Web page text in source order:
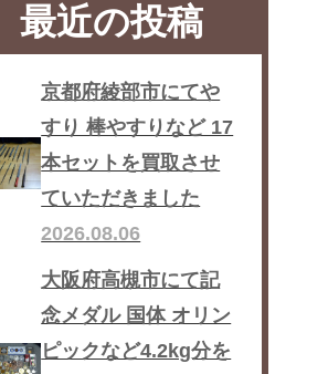
最近の投稿
京都府綾部市にてや
すり 棒やすりなど 17
本セットを買取させ
ていただきました
2026.08.06
大阪府高槻市にて記
念メダル 国体 オリン
ピックなど4.2kg分を